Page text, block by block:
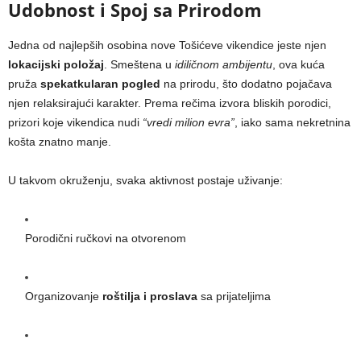
Udobnost i Spoj sa Prirodom
Jedna od najlepših osobina nove Tošićeve vikendice jeste njen
lokacijski položaj . Smeštena u idiličnom ambijentu , ova kuća
pruža spekatkularan pogled na prirodu, što dodatno pojačava
njen relaksirajući karakter. Prema rečima izvora bliskih porodici,
prizori koje vikendica nudi “vredi milion evra” , iako sama nekretnina
košta znatno manje.
U takvom okruženju, svaka aktivnost postaje uživanje:
Porodični ručkovi na otvorenom
Organizovanje roštilja i proslava sa prijateljima